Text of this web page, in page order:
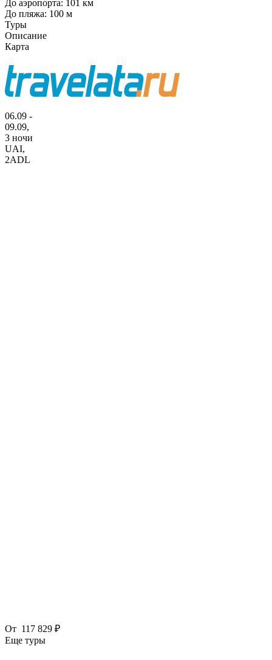
До аэропорта: 101 км
До пляжа: 100 м
Туры
Описание
Карта
06.09 -
09.09,
3 ночи
UAI,
2ADL
От 117 829 ₽
Еще туры